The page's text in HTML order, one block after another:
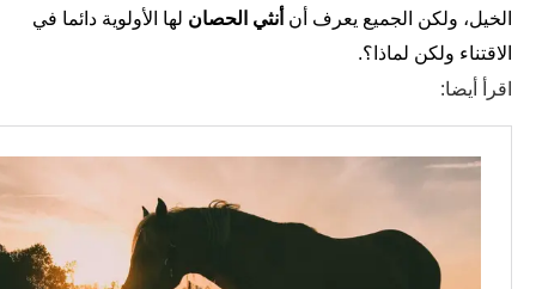
الخيل، ولكن الجميع يعرف أن أنثي الحصان لها الأولوية دائما في
الاقتناء ولكن لماذا؟.
اقرأ أيضا: